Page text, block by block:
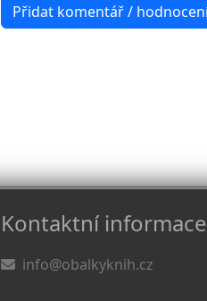
Kontaktní informace
info@obalkyknih.cz